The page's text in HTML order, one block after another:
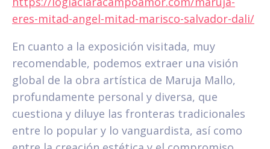
eres-mitad-angel-mitad-marisco-salvador-dali/
En cuanto a la exposición visitada, muy
recomendable, podemos extraer una visión
global de la obra artística de Maruja Mallo,
profundamente personal y diversa, que
cuestiona y diluye las fronteras tradicionales
entre lo popular y lo vanguardista, así como